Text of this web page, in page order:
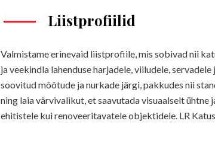
Liistprofiilid
Valmistame erinevaid liistprofiile, mis sobivad nii
ja veekindla lahenduse harjadele, viiludele,
soovitud mõõtude ja nurkade järgi, pakkudes nii
ning laia värvivalikut, et saavutada visuaalselt
ehitistele kui renoveeritavatele objektidele. LR